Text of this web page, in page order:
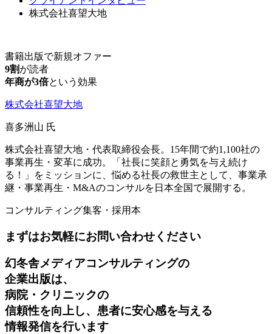
株式会社喜望大地
書籍出版で新規オファー
9割が読者
年商が3倍という効果
株式会社喜望大地
喜多洲山 氏
株式会社喜望大地・代表取締役会長。15年間で約1,100社の
事業再生・変革に成功。「社長に笑顔と勇気を与え続け
る！」をミッションに、悩める社長の救世主として、事業承
継・事業再生・M&Aのコンサルを日本全国で展開する。
コンサルティング集客・採用本
まずはお気軽にお問い合わせください
幻冬舎メディアコンサルティングの
企業出版は、
病院・クリニックの
信頼性を向上し、患者に安心感を与える
情報発信を行います